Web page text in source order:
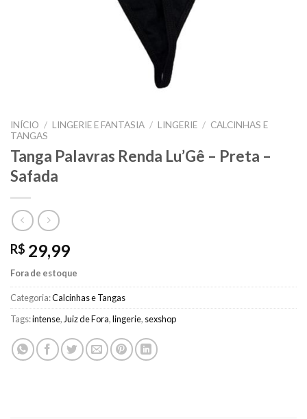
INÍCIO / LINGERIE E FANTASIA / LINGERIE / CALCINHAS E
TANGAS
Tanga Palavras Renda Lu’Gê – Preta –
Safada
R$ 29,99
Fora de estoque
Categoria:Calcinhas e Tangas
Tags:intense,Juiz de Fora,lingerie, sexshop